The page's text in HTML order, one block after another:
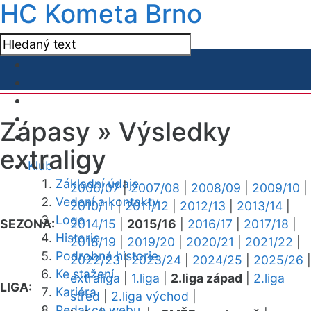
HC Kometa Brno
Klub
Základní údaje
Vedení a kontakty
Logo
Historie
Podrobná historie
Ke stažení
Kariéra
Zápasy » Výsledky
extraligy
SEZONA:
2006/07|2007/08 2008/09 2009/10
2010/11|2011/12 2012/13 2013/14
2014/15
2015/16 2016/17 2017/18
2018/19
2019/20 2020/21 2021/22
2022/23|2023/24 2024/25 2025/26
LIGA:
extraliga 1.liga 2.liga západ
2.liga
střed
2.liga východ